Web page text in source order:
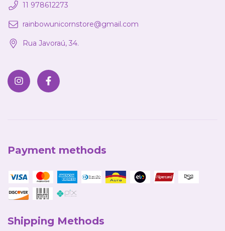
11 978612273
rainbowunicornstore@gmail.com
Rua Javoraú, 34.
Payment methods
Shipping Methods